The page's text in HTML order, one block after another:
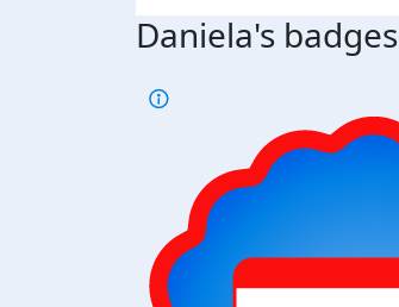
Daniela's badges